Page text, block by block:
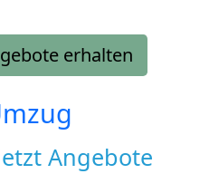
erhalten
Angebote